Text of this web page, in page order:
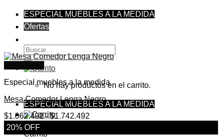
ESPECIAL MUEBLES A LA MEDIDA
Ofertas
Buscar
por:
No hay productos en el carrito.
ESPECIAL MUEBLES A LA MEDIDA
Carrito
Especial muebles a la medida
Mesa Comedor Lenga Negro
$1.062.492 - $1.742.492
precios:
20% OFF